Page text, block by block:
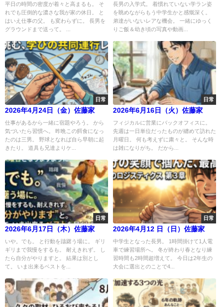
平日の時間の密度が着々と高まるも。 そ
れでも圧倒的な濃さな我が家の休日。 と
はいえ仕事の父。 も変わらずに。 長男を
グラウンドまで送って。 ...
長男の入学式。 着慣れていない学ラン姿
を眺めながらもう中学生かと感慨深く。
弟達がいないレアな機会。 一緒にゆっく
りご飯＆幼き頃の写真や動画...
日常
2026年4月24日（金）佐藤家
仕事があるから一緒に宿題やろう。 から
気づいたら習慣へ。 昨晩この餌食になっ
たのは三男。 野球となれば自ら早朝に起
きたり。 道具も兄達よりケ...
日常
2026年6月16日（火）佐藤家
フィジカルに営業にバックオフィスに。
先週は一日単位だったものが纏めて訪れた
月曜日。 何も考えずに粛々と。 そんな時
は雑になりがち。 だから...
日常
2026年6月17日（木）佐藤家
いや。でも。 と行動を躊躇う場に。 ギリ
ギリまで我慢をするも。 耐えきれず。 し
たら自分がやりますと。 結果は別とし
て。 いま出来るベストを...
日常
2026年4月12 日（日）佐藤家
中学生となった長男。 1時間掛けて1人電
車で練習場所へ。 冬が終わり春となり練
習時間も2時間超増えて。 今日は2年生の
大会に選出とのことで4...